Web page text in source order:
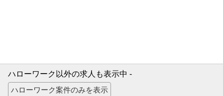
ハローワーク以外の求人も表示中 -